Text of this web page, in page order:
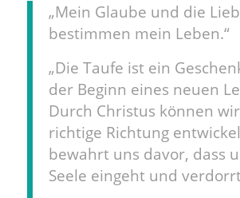
„Mein Glaube und die
bestimmen mein Leben.“
„Die Taufe ist ein
der Beginn eines neuen
Durch Christus können
richtige Richtung
bewahrt uns davor, dass
Seele eingeht und